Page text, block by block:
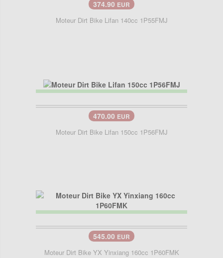
374.90 EUR
Moteur Dirt Bike Lifan 140cc 1P55FMJ
470.00 EUR
Moteur Dirt Bike Lifan 150cc 1P56FMJ
545.00 EUR
Moteur Dirt Bike YX Yinxiang 160cc 1P60FMK